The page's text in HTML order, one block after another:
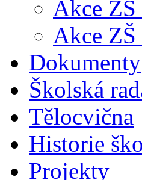
Akce
Akce
Dokumenty
Školská
Tělocvična
Historie
Projekty